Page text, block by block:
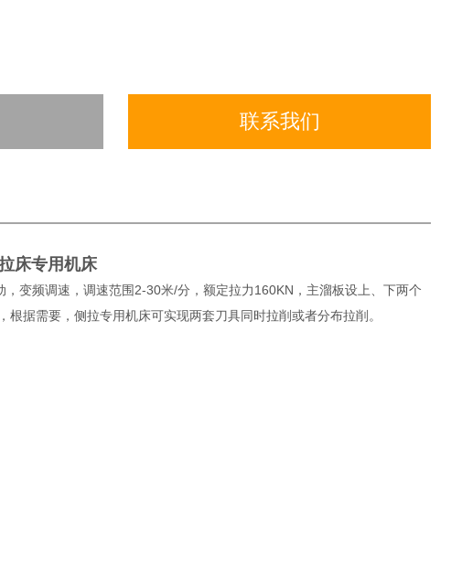
联系我们
床专用机床
频调速，调速范围2-30米/分，额定拉力160KN，主溜板设上、下两个
据需要，侧拉专用机床可实现两套刀具同时拉削或者分布拉削。